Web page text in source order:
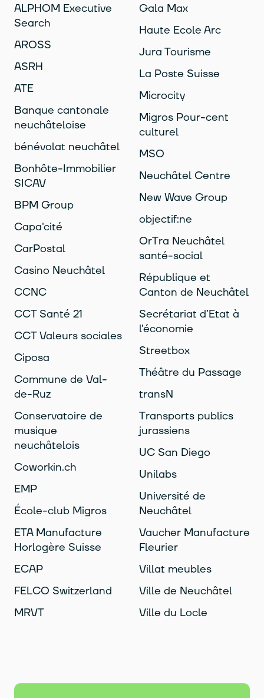
ALPHOM Executive
Search
AROSS
ASRH
ATE
Banque cantonale
neuchâteloise
bénévolat neuchâtel
Bonhôte-Immobilier
SICAV
BPM Group
Capa'cité
CarPostal
Casino Neuchâtel
CCNC
CCT Santé 21
CCT Valeurs sociales
Ciposa
Commune de Val-
de-Ruz
Conservatoire de
musique
neuchâtelois
Coworkin.ch
EMP
École-club Migros
ETA Manufacture
Horlogère Suisse
ECAP
FELCO Switzerland
MRVT
Gala Max
Haute Ecole Arc
Jura Tourisme
La Poste Suisse
Microcity
Migros Pour-cent
culturel
MSO
Neuchâtel Centre
New Wave Group
objectif:ne
OrTra Neuchâtel
santé-social
République et
Canton de Neuchâtel
Secrétariat d’Etat à
l’économie
Streetbox
Théâtre du Passage
transN
Transports publics
jurassiens
UC San Diego
Unilabs
Université de
Neuchâtel
Vaucher Manufacture
Fleurier
Villat meubles
Ville de Neuchâtel
Ville du Locle